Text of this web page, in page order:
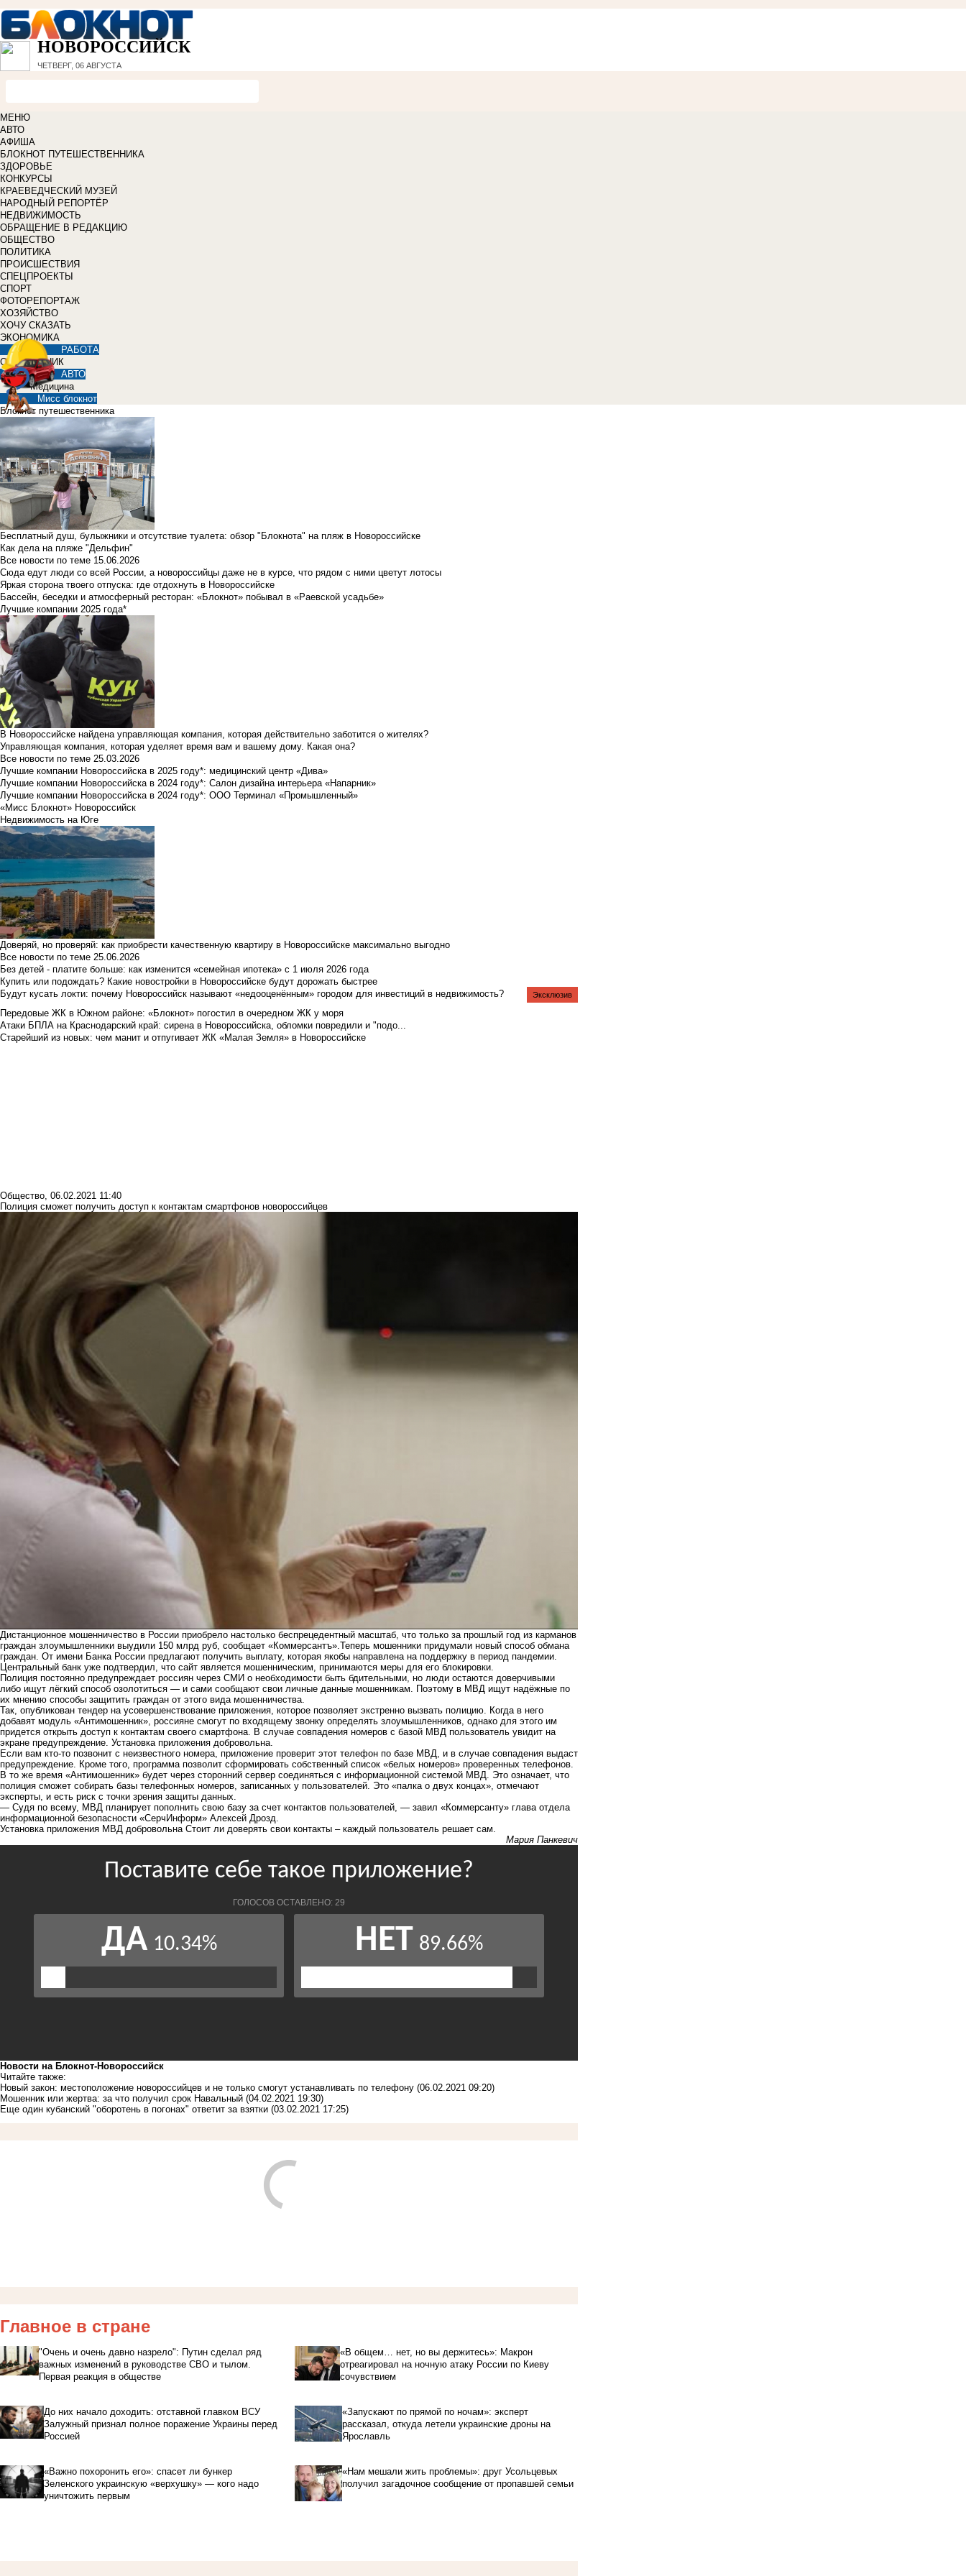
НОВОРОССИЙСК
ЧЕТВЕРГ, 06 АВГУСТА
МЕНЮ
АВТО
АФИША
БЛОКНОТ ПУТЕШЕСТВЕННИКА
ЗДОРОВЬЕ
КОНКУРСЫ
КРАЕВЕДЧЕСКИЙ МУЗЕЙ
НАРОДНЫЙ РЕПОРТЁР
НЕДВИЖИМОСТЬ
ОБРАЩЕНИЕ В РЕДАКЦИЮ
ОБЩЕСТВО
ПОЛИТИКА
ПРОИСШЕСТВИЯ
СПЕЦПРОЕКТЫ
СПОРТ
ФОТОРЕПОРТАЖ
ХОЗЯЙСТВО
ХОЧУ СКАЗАТЬ
ЭКОНОМИКА
РАБОТА
СПРАВОЧНИК
АВТО
Медицина
Мисс блокнот
Блокнот путешественника
Бесплатный душ, булыжники и отсутствие туалета: обзор "Блокнота" на пляж в Новороссийске
Как дела на пляже "Дельфин"
Все новости по теме 15.06.2026
Сюда едут люди со всей России, а новороссийцы даже не в курсе, что рядом с ними цветут лотосы
Яркая сторона твоего отпуска: где отдохнуть в Новороссийске
Бассейн, беседки и атмосферный ресторан: «Блокнот» побывал в «Раевской усадьбе»
Лучшие компании 2025 года*
В Новороссийске найдена управляющая компания, которая действительно заботится о жителях?
Управляющая компания, которая уделяет время вам и вашему дому. Какая она?
Все новости по теме 25.03.2026
Лучшие компании Новороссийска в 2025 году*: медицинский центр «Дива»
Лучшие компании Новороссийска в 2024 году*: Салон дизайна интерьера «Напарник»
Лучшие компании Новороссийска в 2024 году*: ООО Терминал «Промышленный»
«Мисс Блокнот» Новороссийск
Недвижимость на Юге
Доверяй, но проверяй: как приобрести качественную квартиру в Новороссийске максимально выгодно
Все новости по теме 25.06.2026
Без детей - платите больше: как изменится «семейная ипотека» с 1 июля 2026 года
Купить или подождать? Какие новостройки в Новороссийске будут дорожать быстрее
Будут кусать локти: почему Новороссийск называют «недооценённым» городом для инвестиций в недвижимость?
Передовые ЖК в Южном районе: «Блокнот» погостил в очередном ЖК у моря
Атаки БПЛА на Краснодарский край: сирена в Новороссийска, обломки повредили и "подо...
Старейший из новых: чем манит и отпугивает ЖК «Малая Земля» в Новороссийске
Эксклюзив
Общество, 06.02.2021 11:40
Полиция сможет получить доступ к контактам смартфонов новороссийцев
Дистанционное мошенничество в России приобрело настолько беспрецедентный масштаб, что только за прошлый год из карманов
граждан злоумышленники выудили 150 млрд руб, сообщает «Коммерсантъ».Теперь мошенники придумали новый способ обмана
граждан. От имени Банка России предлагают получить выплату, которая якобы направлена на поддержку в период пандемии.
Центральный банк уже подтвердил, что сайт является мошенническим, принимаются меры для его блокировки.
Полиция постоянно предупреждает россиян через СМИ о необходимости быть бдительными, но люди остаются доверчивыми
либо ищут лёгкий способ озолотиться — и сами сообщают свои личные данные мошенникам. Поэтому в МВД ищут надёжные по
их мнению способы защитить граждан от этого вида мошенничества.
Так, опубликован тендер на усовершенствование приложения, которое позволяет экстренно вызвать полицию. Когда в него
добавят модуль «Антимошенник», россияне смогут по входящему звонку определять злоумышленников, однако для этого им
придется открыть доступ к контактам своего смартфона. В случае совпадения номеров с базой МВД пользователь увидит на
экране предупреждение. Установка приложения добровольна.
Если вам кто-то позвонит с неизвестного номера, приложение проверит этот телефон по базе МВД, и в случае совпадения выдаст
предупреждение. Кроме того, программа позволит сформировать собственный список «белых номеров» проверенных телефонов.
В то же время «Антимошенник» будет через сторонний сервер соединяться с информационной системой МВД. Это означает, что
полиция сможет собирать базы телефонных номеров, записанных у пользователей. Это «палка о двух концах», отмечают
эксперты, и есть риск с точки зрения защиты данных.
— Судя по всему, МВД планирует пополнить свою базу за счет контактов пользователей, — завил «Коммерсанту» глава отдела
информационной безопасности «СерчИнформ» Алексей Дрозд.
Установка приложения МВД добровольна Стоит ли доверять свои контакты – каждый пользователь решает сам.
Мария Панкевич
Новости на Блoкнoт-Новороссийск
Читайте также:
Новый закон: местоположение новороссийцев и не только смогут устанавливать по телефону (06.02.2021 09:20)
Мошенник или жертва: за что получил срок Навальный (04.02.2021 19:30)
Еще один кубанский "оборотень в погонах" ответит за взятки (03.02.2021 17:25)
Главное в стране
"Очень и очень давно назрело": Путин сделал ряд
важных изменений в руководстве СВО и тылом.
Первая реакция в обществе
«В общем… нет, но вы держитесь»: Макрон
отреагировал на ночную атаку России по Киеву
сочувствием
До них начало доходить: отставной главком ВСУ
Залужный признал полное поражение Украины перед
Россией
«Запускают по прямой по ночам»: эксперт
рассказал, откуда летели украинские дроны на
Ярославль
«Важно похоронить его»: спасет ли бункер
Зеленского украинскую «верхушку» — кого надо
уничтожить первым
«Нам мешали жить проблемы»: друг Усольцевых
получил загадочное сообщение от пропавшей семьи